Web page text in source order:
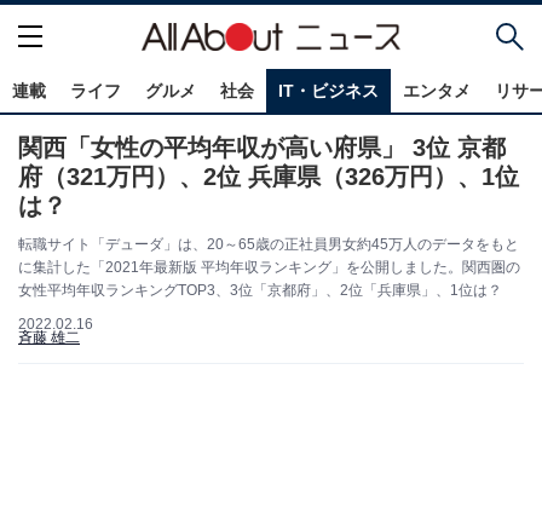
連載 ライフ グルメ 社会 IT・ビジネス エンタメ リサ
関西「女性の平均年収が高い府県」 3位 京都
府（321万円）、2位 兵庫県（326万円）、1位
は？
転職サイト「デューダ」は、20～65歳の正社員男女約45万人のデータをもと
に集計した「2021年最新版 平均年収ランキング」を公開しました。関西圏の
女性平均年収ランキングTOP3、3位「京都府」、2位「兵庫県」、1位は？
2022.02.16
斉藤 雄二